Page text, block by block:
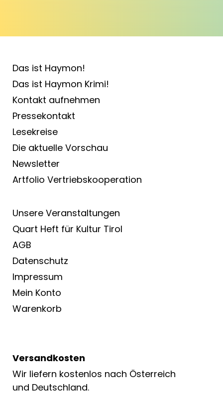
Das ist Haymon!
Das ist Haymon Krimi!
Kontakt aufnehmen
Pressekontakt
Lesekreise
Die aktuelle Vorschau
Newsletter
Artfolio Vertriebs­kooperation
Unsere Veranstaltungen
Quart Heft für Kultur Tirol
AGB
Datenschutz
Impressum
Mein Konto
Warenkorb
Versandkosten
Wir liefern kostenlos nach Österreich
und Deutschland.